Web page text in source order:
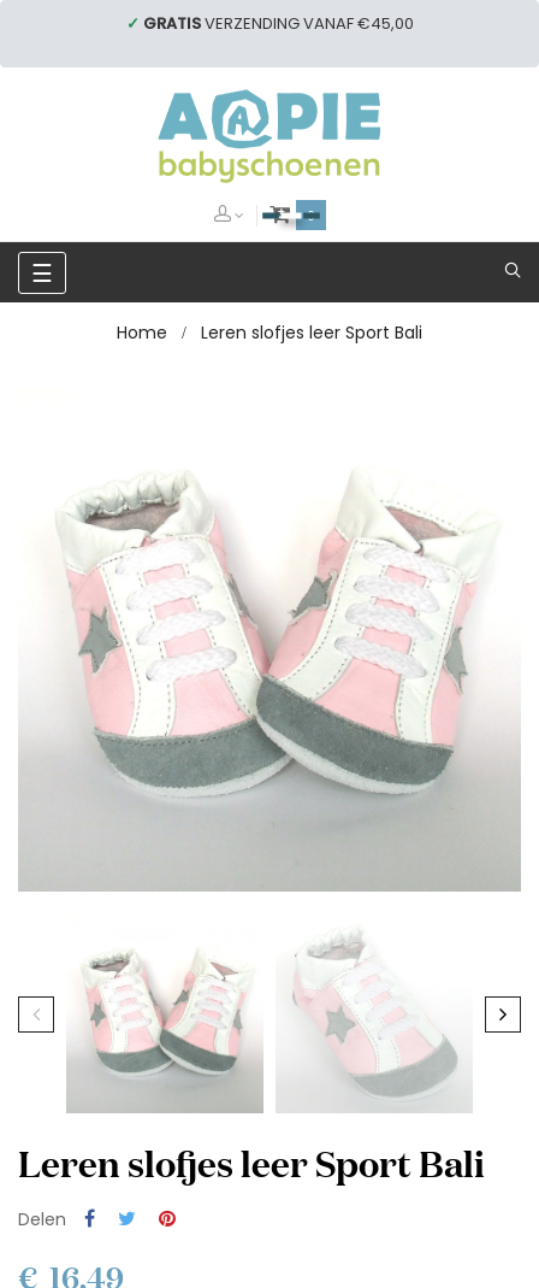
✓ GRATISVERZENDING VANAF €45,00
0
Toggle
navigation
☰
Home Leren slofjes leer Sport Bali
Leren slofjes leer Sport Bali
Delen
€ 16,49